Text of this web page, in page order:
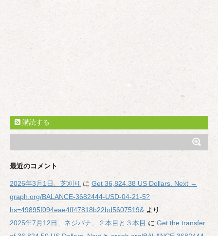
購読する
最近のコメント
2026年3月1日、芝刈り に Get 36,824.38 US Dollars. Next →
graph.org/BALANCE-3682444-USD-04-21-5?
hs=49895f094eae4ff47818b22bd5607519& より
2025年7月12日、ネジバナ、２本目と３本目 に Get the transfer